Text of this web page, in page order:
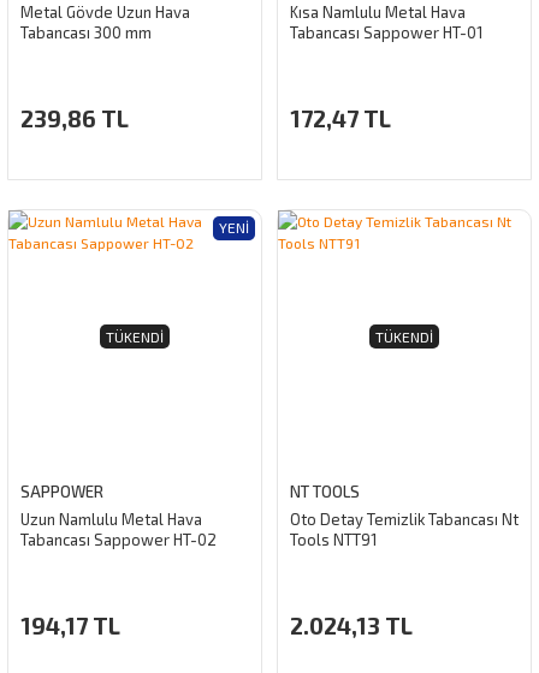
Metal Gövde Uzun Hava
Tabancası 300 mm
239,86 TL
Kısa Namlulu Metal Hava
Tabancası Sappower HT-01
172,47 TL
YENI
TÜKENDI
SAPPOWER
Uzun Namlulu Metal Hava
Tabancası Sappower HT-02
194,17 TL
TÜKENDI
NT TOOLS
Oto Detay Temizlik Tabancası Nt
Tools NTT91
2.024,13 TL